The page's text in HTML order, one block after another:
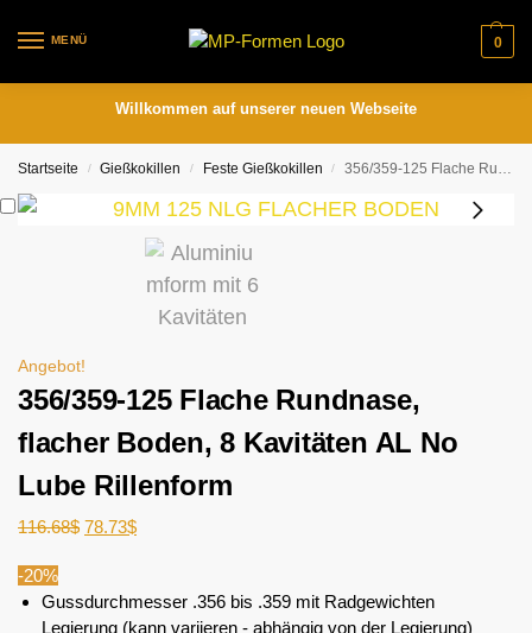
MENÜ 0
Willkommen auf unserer neuen Webseite
Startseite / Gießkokillen / Feste Gießkokillen / 356/359-125 Flache Rundnase, flacher Boden, 8 Kavitäten AL No Lube Rillenform
Angebot!
356/359-125 Flache Rundnase,
flacher Boden, 8 Kavitäten AL No
Lube Rillenform
116.68$ 78.73$
-20%
Gussdurchmesser .356 bis .359 mit Radgewichten
Legierung (kann variieren - abhängig von der Legierung)